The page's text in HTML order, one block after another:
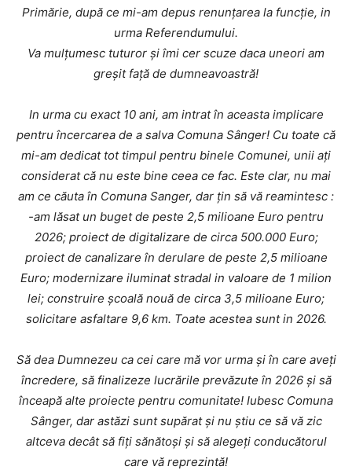
Primărie, după ce mi-am depus renunțarea la funcție, in
urma Referendumului.
Va mulțumesc tuturor și îmi cer scuze daca uneori am
greșit față de dumneavoastră!
In urma cu exact 10 ani, am intrat în aceasta implicare
pentru încercarea de a salva Comuna Sânger! Cu toate că
mi-am dedicat tot timpul pentru binele Comunei, unii ați
considerat că nu este bine ceea ce fac. Este clar, nu mai
am ce căuta în Comuna Sanger, dar țin să vă reamintesc :
-am lăsat un buget de peste 2,5 milioane Euro pentru
2026; proiect de digitalizare de circa 500.000 Euro;
proiect de canalizare în derulare de peste 2,5 milioane
Euro; modernizare iluminat stradal in valoare de 1 milion
lei; construire școală nouă de circa 3,5 milioane Euro;
solicitare asfaltare 9,6 km. Toate acestea sunt in 2026.
Să dea Dumnezeu ca cei care mă vor urma și în care aveți
încredere, să finalizeze lucrările prevăzute în 2026 și să
înceapă alte proiecte pentru comunitate! Iubesc Comuna
Sânger, dar astăzi sunt supărat și nu știu ce să vă zic
altceva decât să fiți sănătoși și să alegeți conducătorul
care vă reprezintă!